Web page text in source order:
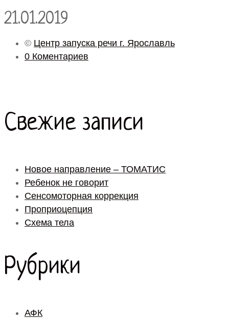
21.01.2019
© Центр запуска речи г. Ярославль
0 Коментариев
Свежие записи
Новое направление – ТОМАТИС
Ребенок не говорит
Сенсомоторная коррекция
Проприоцепция
Схема тела
Рубрики
АФК